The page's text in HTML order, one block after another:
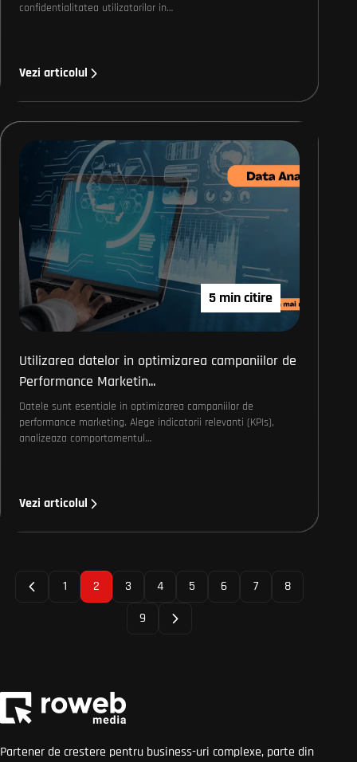
confidentialitatea utilizatorilor in…
Vezi articolul
5 min citire
Utilizarea datelor in optimizarea campaniilor de
Performance Marketin...
Datele sunt esentiale in optimizarea campaniilor de
performance marketing. Alege indicatorii relevanti (KPIs),
analizeaza comportamentul…
Vezi articolul
1 2 3 4 5 6 7
8
9
Partener de crestere pentru business-uri complexe, parte din